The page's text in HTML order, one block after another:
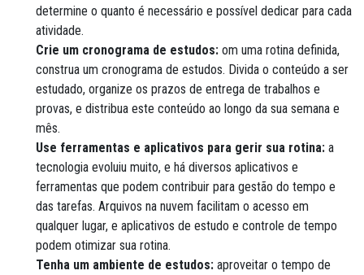
determine o quanto é necessário e possível dedicar para cada
atividade.
Crie um cronograma de estudos: om uma rotina definida,
construa um cronograma de estudos. Divida o conteúdo a ser
estudado, organize os prazos de entrega de trabalhos e
provas, e distribua este conteúdo ao longo da sua semana e
mês.
Use ferramentas e aplicativos para gerir sua rotina: a
tecnologia evoluiu muito, e há diversos aplicativos e
ferramentas que podem contribuir para gestão do tempo e
das tarefas. Arquivos na nuvem facilitam o acesso em
qualquer lugar, e aplicativos de estudo e controle de tempo
podem otimizar sua rotina.
Tenha um ambiente de estudos: aproveitar o tempo de